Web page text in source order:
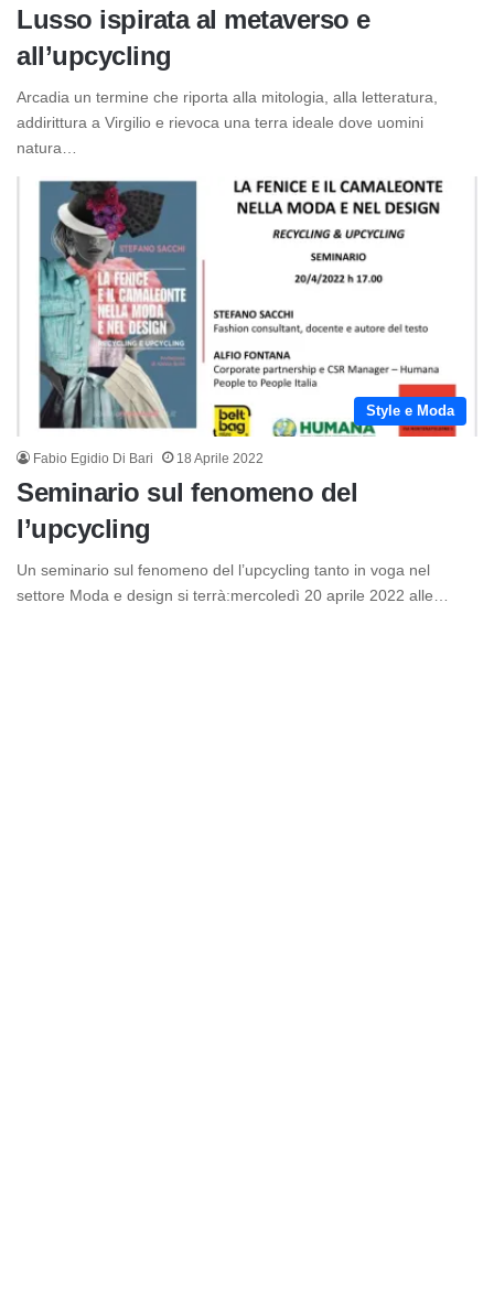
Lusso ispirata al metaverso e
all’upcycling
Arcadia un termine che riporta alla mitologia, alla letteratura,
addirittura a Virgilio e rievoca una terra ideale dove uomini
natura…
Style e Moda
Fabio Egidio Di Bari 18 Aprile 2022
Seminario sul fenomeno del
l’upcycling
Un seminario sul fenomeno del l’upcycling tanto in voga nel
settore Moda e design si terrà:mercoledì 20 aprile 2022 alle…